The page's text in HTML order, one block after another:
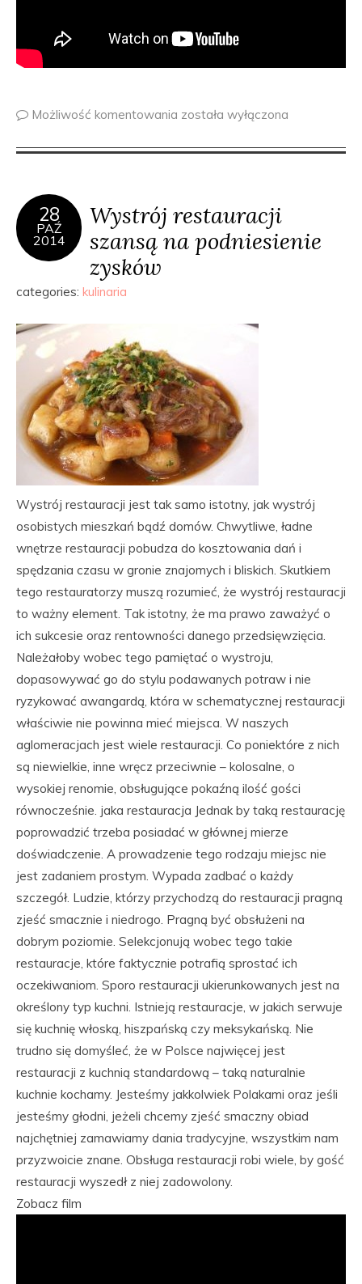
Możliwość komentowania została wyłączona
28
PAŹ
2014
Wystrój restauracji
szansą na podniesienie
zysków
categories: kulinaria
Wystrój restauracji jest tak samo istotny, jak wystrój
osobistych mieszkań bądź domów. Chwytliwe, ładne
wnętrze restauracji pobudza do kosztowania dań i
spędzania czasu w gronie znajomych i bliskich. Skutkiem
tego restauratorzy muszą rozumieć, że wystrój restauracji
to ważny element. Tak istotny, że ma prawo zaważyć o
ich sukcesie oraz rentowności danego przedsięwzięcia.
Należałoby wobec tego pamiętać o wystroju,
dopasowywać go do stylu podawanych potraw i nie
ryzykować awangardą, która w schematycznej restauracji
właściwie nie powinna mieć miejsca. W naszych
aglomeracjach jest wiele restauracji. Co poniektóre z nich
są niewielkie, inne wręcz przeciwnie – kolosalne, o
wysokiej renomie, obsługujące pokaźną ilość gości
równocześnie. jaka restauracja Jednak by taką restaurację
poprowadzić trzeba posiadać w głównej mierze
doświadczenie. A prowadzenie tego rodzaju miejsc nie
jest zadaniem prostym. Wypada zadbać o każdy
szczegół. Ludzie, którzy przychodzą do restauracji pragną
zjeść smacznie i niedrogo. Pragną być obsłużeni na
dobrym poziomie. Selekcjonują wobec tego takie
restauracje, które faktycznie potrafią sprostać ich
oczekiwaniom. Sporo restauracji ukierunkowanych jest na
określony typ kuchni. Istnieją restauracje, w jakich serwuje
się kuchnię włoską, hiszpańską czy meksykańską. Nie
trudno się domyśleć, że w Polsce najwięcej jest
restauracji z kuchnią standardową – taką naturalnie
kuchnie kochamy. Jesteśmy jakkolwiek Polakami oraz jeśli
jesteśmy głodni, jeżeli chcemy zjeść smaczny obiad
najchętniej zamawiamy dania tradycyjne, wszystkim nam
przyzwoicie znane. Obsługa restauracji robi wiele, by gość
restauracji wyszedł z niej zadowolony.
Zobacz film